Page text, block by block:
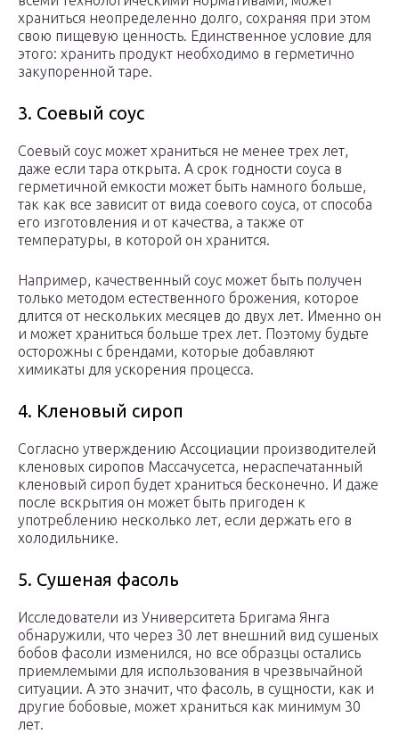
храниться неопределенно долго, сохраняя при этом
свою пищевую ценность. Единственное условие для
этого: хранить продукт необходимо в герметично
закупоренной таре.
3. Соевый соус
Соевый соус может храниться не менее трех лет,
даже если тара открыта. А срок годности соуса в
герметичной емкости может быть намного больше,
так как все зависит от вида соевого соуса, от способа
его изготовления и от качества, а также от
температуры, в которой он хранится.
Например, качественный соус может быть получен
только методом естественного брожения, которое
длится от нескольких месяцев до двух лет. Именно он
и может храниться больше трех лет. Поэтому будьте
осторожны с брендами, которые добавляют
химикаты для ускорения процесса.
4. Кленовый сироп
Согласно утверждению Ассоциации производителей
кленовых сиропов Массачусетса, нераспечатанный
кленовый сироп будет храниться бесконечно. И даже
после вскрытия он может быть пригоден к
употреблению несколько лет, если держать его в
холодильнике.
5. Сушеная фасоль
Исследователи из Университета Бригама Янга
обнаружили, что через 30 лет внешний вид сушеных
бобов фасоли изменился, но все образцы остались
приемлемыми для использования в чрезвычайной
ситуации. А это значит, что фасоль, в сущности, как и
другие бобовые, может храниться как минимум 30
лет.